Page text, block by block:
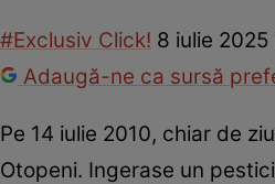
#Exclusiv Click! 8 iulie 2025
Adaugă-ne ca sursă
Pe 14 iulie 2010, chiar de
Otopeni. Ingerase un